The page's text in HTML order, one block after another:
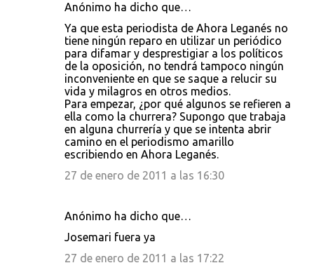
Anónimo ha dicho que…
Ya que esta periodista de Ahora Leganés no
tiene ningún reparo en utilizar un periódico
para difamar y desprestigiar a los políticos
de la oposición, no tendrá tampoco ningún
inconveniente en que se saque a relucir su
vida y milagros en otros medios.
Para empezar, ¿por qué algunos se refieren a
ella como la churrera? Supongo que trabaja
en alguna churrería y que se intenta abrir
camino en el periodismo amarillo
escribiendo en Ahora Leganés.
27 de enero de 2011 a las 16:30
Anónimo ha dicho que…
Josemari fuera ya
27 de enero de 2011 a las 17:22